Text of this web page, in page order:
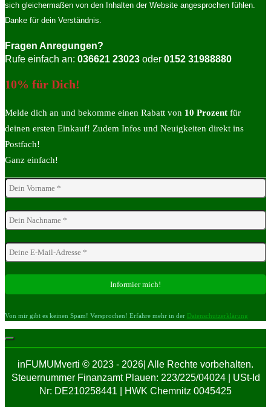
sich gleichermaßen von den Inhalten der Website angesprochen fühlen.
Danke für dein Verständnis.
Fragen Anregungen?
Rufe einfach an: 036621 23023 oder 0152 31988880
10% für Dich!
Melde dich an und bekomme einen Rabatt von 10 Prozent für
deinen ersten Einkauf! Zudem Infos und Neuigkeiten direkt ins
Postfach!
Ganz einfach!
Von mir gibt es keinen Spam! Versprochen! Erfahre mehr in der Datenschutzerklärung
inFUMUMverti © 2023 - 2026| Alle Rechte vorbehalten.
Steuernummer Finanzamt Plauen: 223/225/04024 | USt-Id
Nr: DE210258441 | HWK Chemnitz 0045425